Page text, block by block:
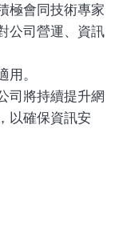
極會同技術專家
公司營運、資訊
。
司將持續提升網
以確保資訊安